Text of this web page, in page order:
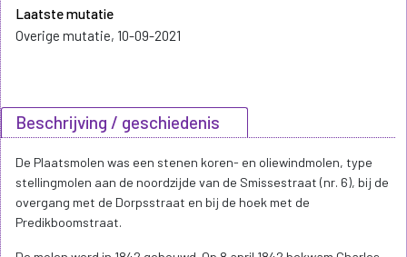
Laatste mutatie
Overige mutatie, 10-09-2021
Beschrijving / geschiedenis
De Plaatsmolen was een stenen koren- en oliewindmolen, type
stellingmolen aan de noordzijde van de Smissestraat (nr. 6), bij de
overgang met de Dorpsstraat en bij de hoek met de
Predikboomstraat.